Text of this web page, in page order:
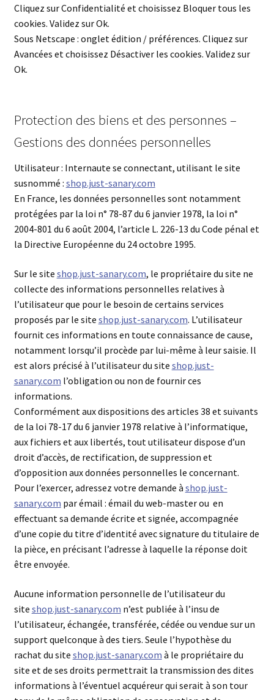
Cliquez sur Confidentialité et choisissez Bloquer tous les
cookies. Validez sur Ok.
Sous Netscape : onglet édition / préférences. Cliquez sur
Avancées et choisissez Désactiver les cookies. Validez sur
Ok.
Protection des biens et des personnes –
Gestions des données personnelles
Utilisateur : Internaute se connectant, utilisant le site
susnommé : shop.just-sanary.com
En France, les données personnelles sont notamment
protégées par la loi n° 78-87 du 6 janvier 1978, la loi n°
2004-801 du 6 août 2004, l’article L. 226-13 du Code pénal et
la Directive Européenne du 24 octobre 1995.
Sur le site shop.just-sanary.com, le propriétaire du site ne
collecte des informations personnelles relatives à
l’utilisateur que pour le besoin de certains services
proposés par le site shop.just-sanary.com. L’utilisateur
fournit ces informations en toute connaissance de cause,
notamment lorsqu’il procède par lui-même à leur saisie. Il
est alors précisé à l’utilisateur du site shop.just-
sanary.com l’obligation ou non de fournir ces
informations.
Conformément aux dispositions des articles 38 et suivants
de la loi 78-17 du 6 janvier 1978 relative à l’informatique,
aux fichiers et aux libertés, tout utilisateur dispose d’un
droit d’accès, de rectification, de suppression et
d’opposition aux données personnelles le concernant.
Pour l’exercer, adressez votre demande à shop.just-
sanary.com par émail : émail du web-master ou en
effectuant sa demande écrite et signée, accompagnée
d’une copie du titre d’identité avec signature du titulaire de
la pièce, en précisant l’adresse à laquelle la réponse doit
être envoyée.
Aucune information personnelle de l’utilisateur du
site shop.just-sanary.com n’est publiée à l’insu de
l’utilisateur, échangée, transférée, cédée ou vendue sur un
support quelconque à des tiers. Seule l’hypothèse du
rachat du site shop.just-sanary.com à le propriétaire du
site et de ses droits permettrait la transmission des dites
informations à l’éventuel acquéreur qui serait à son tour